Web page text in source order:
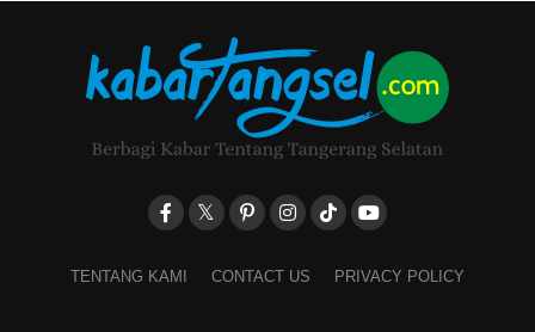
TENTANG KAMI CONTACT US PRIVACY POLICY